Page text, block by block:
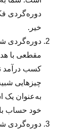
دوره‌گردی
خیر.
دوره‌گردی
مقطعی با
کسب درآمد
چیزهایی
به‌عنوان یک
خود حساب
دور‌ه‌گردی